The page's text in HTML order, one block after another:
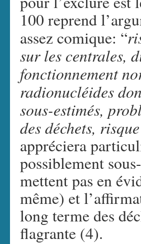
100 reprend
assez comique: “
sur les centrales,
fonctionnement
radionucléides
sous-estimés,
des déchets,
appréciera
possiblement
mettent pas en
même) et
long terme des
flagrante (4).